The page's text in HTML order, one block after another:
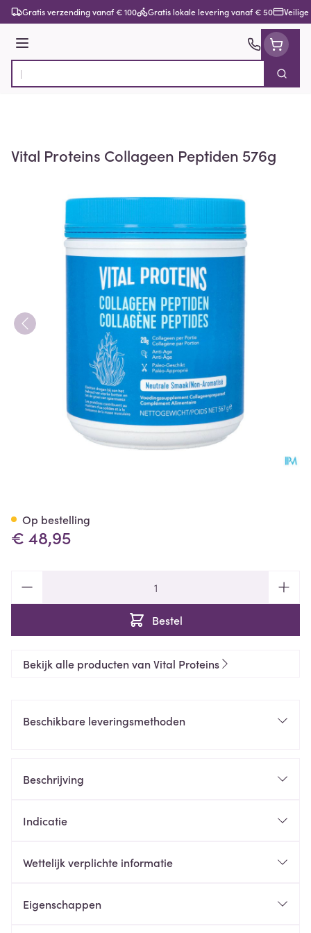
Ga naar de inhoud
Gratis verzending vanaf € 100 Gratis lokale levering vanaf € 50
Menu
Product, merk, categorie...
Zoek
Vital Proteins Collageen Peptiden 576g
€ 48,95
Bestel
Op bestelling
Bekijk alle producten van Vital Proteins
Beschikbare leveringsmethoden
Beschrijving
Indicatie
Wettelijk verplichte informatie
Eigenschappen